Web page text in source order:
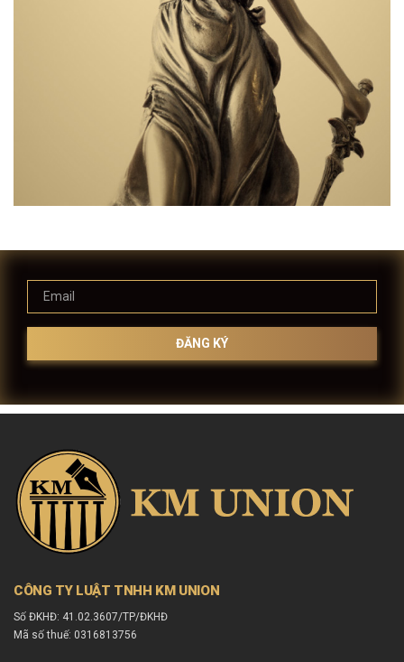
CÔNG TY LUẬT TNHH KM UNION
Số ĐKHĐ: 41.02.3607/TP/ĐKHĐ
Mã số thuế: 0316813756